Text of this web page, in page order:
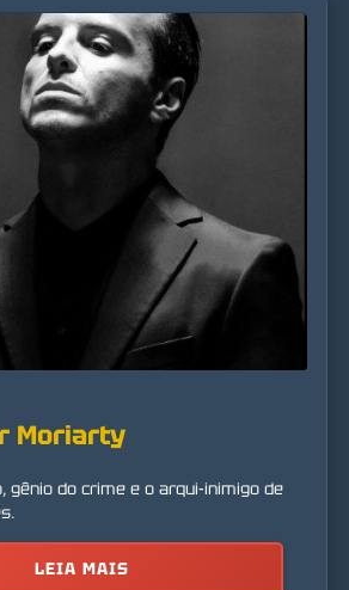
Moriarty
gênio do crime e o arqui-inimigo de
LEIA MAIS